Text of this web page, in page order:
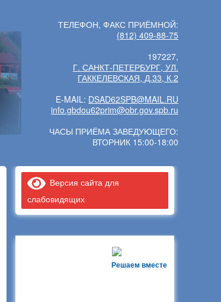
ТЕЛЕФОН, ФАКС ПРИЁМНОЙ:
(812) 409-88-75
197227,
Г. САНКТ-ПЕТЕРБУРГ, УЛ.
ГАККЕЛЕВСКАЯ, Д.33, К.2
E-MAIL: DSAD62SPB@MAIL.RU
info.gbdou62prim@obr.gov.spb.ru
ЧАСЫ ПРИЁМА ЗАВЕДУЮЩЕГО:
ВТОРНИК 15:00-18:00
Версия сайта для
слабовидящих
Решаем вместе